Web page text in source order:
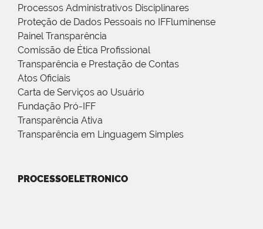
Processos Administrativos Disciplinares
Proteção de Dados Pessoais no IFFluminense
Painel Transparência
Comissão de Ética Profissional
Transparência e Prestação de Contas
Atos Oficiais
Carta de Serviços ao Usuário
Fundação Pró-IFF
Transparência Ativa
Transparência em Linguagem Simples
PROCESSOELETRONICO